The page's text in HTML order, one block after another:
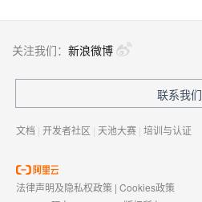
关注我们： 新浪微博
联系我们
文档 | 开发者社区 | 天池大赛 | 培训与认证
法律声明及隐私权政策 | Cookies政策